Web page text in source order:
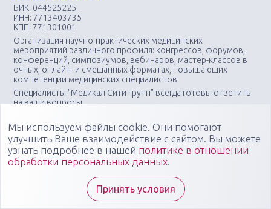
БИК: 044525225
ИНН: 7713403735
КПП: 771301001
Организация научно-практических медицинских
мероприятий различного профиля: конгрессов, форумов,
конференций, симпозиумов, вебинаров, мастер-классов в
очных, онлайн- и смешанных форматах, повышающих
компетенции медицинских специалистов
Специалисты "Медикал Сити Групп" всегда готовы ответить
на ваши вопросы
Мы используем файлы cookie. Они помогают
улучшить Ваше взаимодействие с сайтом. Вы можете
узнать подробнее в нашей политике в отношении
обработки персональных данных.
Принять условия